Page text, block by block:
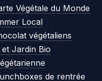
Végétale du Monde
Local
végétaliens
Jardin Bio
de rentrée